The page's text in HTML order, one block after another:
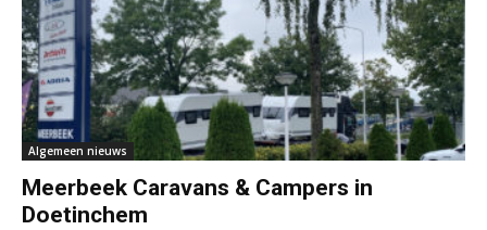
Algemeen nieuws
Meerbeek Caravans & Campers in
Doetinchem